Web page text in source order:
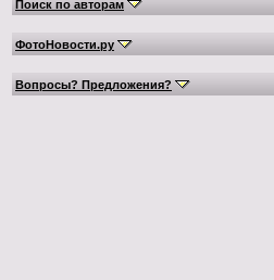
Поиск по авторам
ФотоНовости.ру
Вопросы? Предложения?